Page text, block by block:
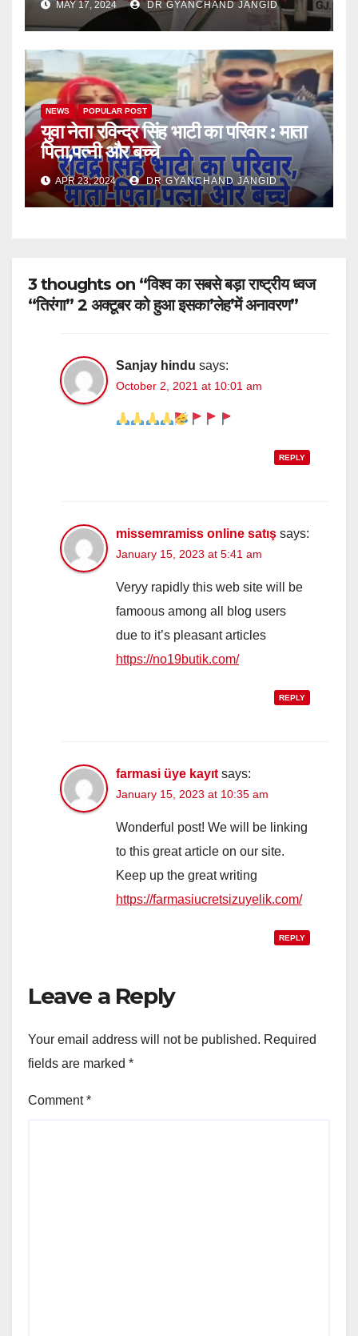
मुख्यमंत्री, राज्यपाल के रूप में)
MAY 17, 2024 DR GYANCHAND JANGID
NEWS POPULAR POST
युवा नेता रविन्द्र सिंह भाटी का परिवार : माता
पिता,पत्नी और बच्चे
APR 23, 2024 DR GYANCHAND JANGID
3 thoughts on “विश्व का सबसे बड़ा राष्ट्रीय ध्वज
“तिरंगा” 2 अक्टूबर को हुआ इसका’लेह’में अनावरण”
Sanjay hindu says:
October 2, 2021 at 10:01 am
REPLY
missemramiss online satış says:
January 15, 2023 at 5:41 am
Veryy rapidly this web site will be
famoous among all blog users
due to it’s pleasant articles
https://no19butik.com/
REPLY
farmasi üye kayıt says:
January 15, 2023 at 10:35 am
Wonderful post! We will be linking
to this great article on our site.
Keep up the great writing
https://farmasiucretsizuyelik.com/
REPLY
Leave a Reply
Your email address will not be published. Required
fields are marked *
Comment*